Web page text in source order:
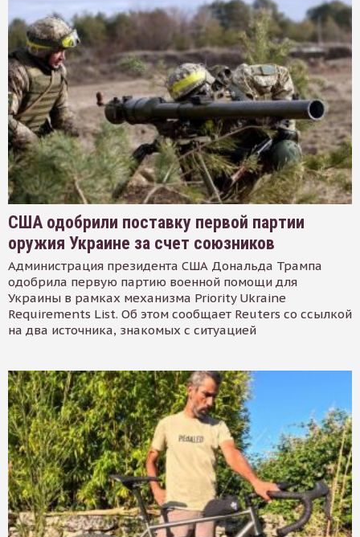
США одобрили поставку первой партии
оружия Украине за счет союзников
Администрация президента США Дональда Трампа
одобрила первую партию военной помощи для
Украины в рамках механизма Priority Ukraine
Requirements List. Об этом сообщает Reuters со ссылкой
на два источника, знакомых с ситуацией